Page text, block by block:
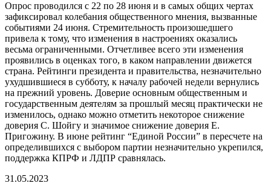
Опрос проводился с 22 по 28 июня и в самых общих чертах
зафиксировал колебания общественного мнения, вызванные
событиями 24 июня. Стремительность произошедшего
привела к тому, что изменения в настроениях оказались
весьма ограниченными. Отчетливее всего эти изменения
проявились в оценках того, в каком направлении движется
страна. Рейтинги президента и правительства, незначительно
ухудшившиеся в субботу, к началу рабочей недели вернулись
на прежний уровень. Доверие основным общественным и
государственным деятелям за прошлый месяц практически не
изменилось, однако можно отметить некоторое снижение
доверия С. Шойгу и значимое снижение доверия Е.
Пригожину. В июне рейтинг “Единой России” в пересчете на
определившихся с выбором партии незначительно укрепился,
поддержка КПРФ и ЛДПР сравнялась.
31.05.2023